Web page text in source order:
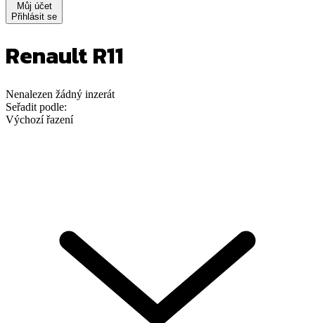
Můj účet
Přihlásit se
Renault R11
Nenalezen žádný inzerát
Seřadit podle:
Výchozí řazení